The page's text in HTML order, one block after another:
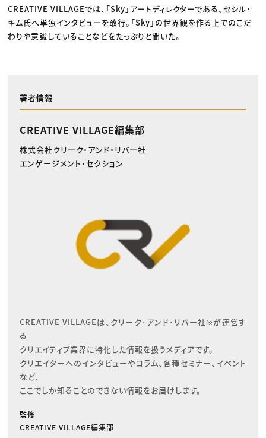
CREATIVE VILLAGEでは、「Sky」アートディレクターである、セシル・
キム氏へ単独インタビューを敢行。「Sky」の世界観を作る上でのこだ
わりや意識していることなどをたっぷりと聞いた。
著者情報
CREATIVE VILLAGE編集部
株式会社クリーク・アンド・リバー社
エンゲージメント・セクション
CREATIVE VILLAGEは、クリーク･アンド･リバー社※が運営す
る
クリエイティブ業界に特化した情報を扱うメディアです。
クリエイターへのインタビューやコラム、各種セミナー、イベント
など、
ここでしか知ることのできない情報をお届けします。
監修
CREATIVE VILLAGE編集部